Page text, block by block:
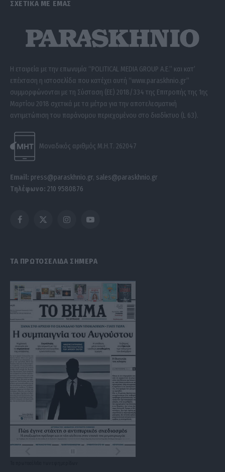
ΣΧΕΤΙΚΑ ΜΕ ΕΜΑΣ
Η εταιρεία με την επωνυμία “POLITICAL MEDIA GROUP A.E.” και κατ’
επέκταση η ιστοσελίδα που κατέχει αυτή “www.paraskhnio.gr”
συμμορφώνονται με τη Σύσταση (ΕΕ) 2018/334 της Επιτροπής της 1ης
Μαρτίου 2018 σχετικά με τα μέτρα για την αποτελεσματική
αντιμετώπιση του παράνομου περιεχομένου στο διαδίκτυο (L 63).
Μοναδικός αριθμός Μ.Η.Τ. 262047
Email: press@paraskhnio.gr, sales@paraskhnio.gr
Τηλέφωνο: 210 9580876
Facebook
X
InstagramYouTube
ΤΑ ΠΡΩΤΟΣΕΛΙΔΑ ΣΗΜΕΡΑ